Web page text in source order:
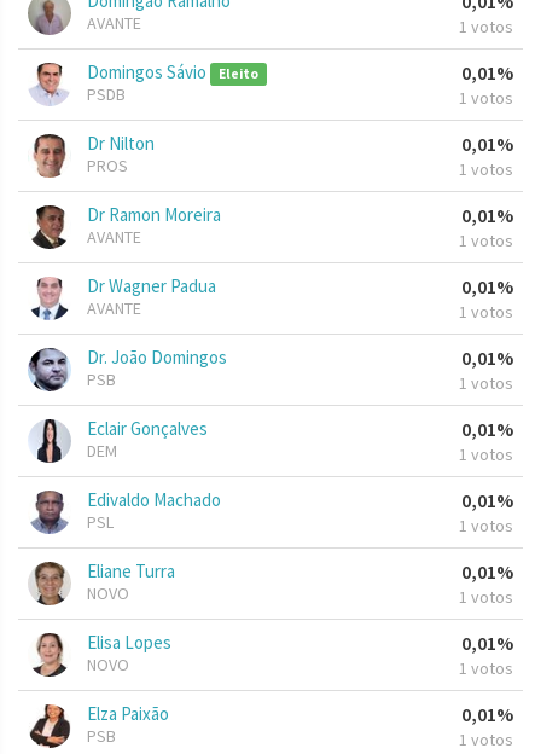
AVANTE 1 votos
Domingos Sávio Eleito
PSDB
0,01%
1 votos
Dr Nilton
PROS
0,01%
1 votos
Dr Ramon Moreira
AVANTE
0,01%
1 votos
Dr Wagner Padua
AVANTE
0,01%
1 votos
Dr. João Domingos
PSB
0,01%
1 votos
Eclair Gonçalves
DEM
0,01%
1 votos
Edivaldo Machado
PSL
0,01%
1 votos
Eliane Turra
NOVO
0,01%
1 votos
Elisa Lopes
NOVO
0,01%
1 votos
Elza Paixão
PSB
0,01%
1 votos